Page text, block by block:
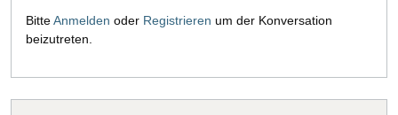
BitteAnmelden oder Registrieren um der Konversation
beizutreten.